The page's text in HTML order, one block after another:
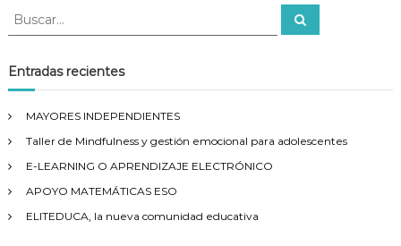
Entradas recientes
MAYORES INDEPENDIENTES
Taller de Mindfulness y gestión emocional para adolescentes
E-LEARNING O APRENDIZAJE ELECTRÓNICO
APOYO MATEMÁTICAS ESO
ELITEDUCA, la nueva comunidad educativa